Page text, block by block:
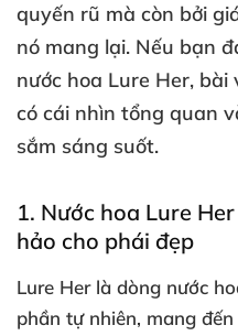
quyến rũ mà còn bởi
nó mang lại. Nếu bạn
nước hoa Lure Her,
có cái nhìn tổng quan
sắm sáng suốt.
1. Nước hoa Lure
hảo cho phái đẹp
Lure Her là dòng nước
phần tự nhiên, mang